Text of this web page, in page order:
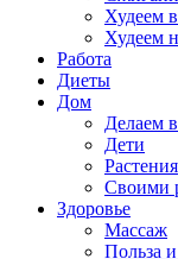
Худеем
Худеем
Работа
Диеты
Дом
Делаем
Дети
Растения
Своими
Здоровье
Массаж
Польза